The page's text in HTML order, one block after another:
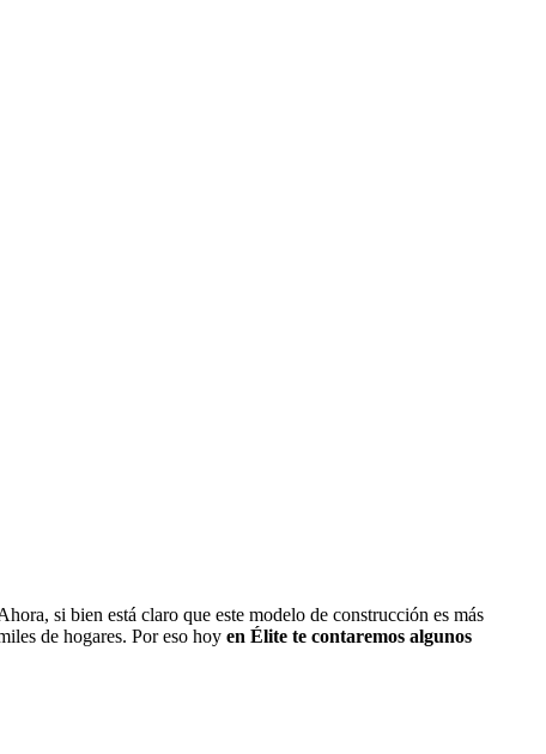
si bien está claro que este modelo de construcción es más
de hogares. Por eso hoy en Élite te contaremos algunos